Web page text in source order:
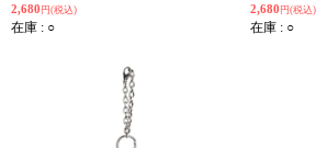
2,680 円(税込)
在庫 : ○
2,680 円(税込)
在庫 : ○